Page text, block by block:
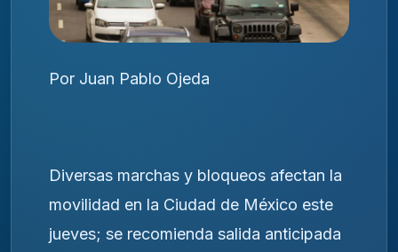
Por Juan Pablo Ojeda
Diversas marchas y bloqueos afectan la
movilidad en la Ciudad de México este
jueves; se recomienda salida anticipada